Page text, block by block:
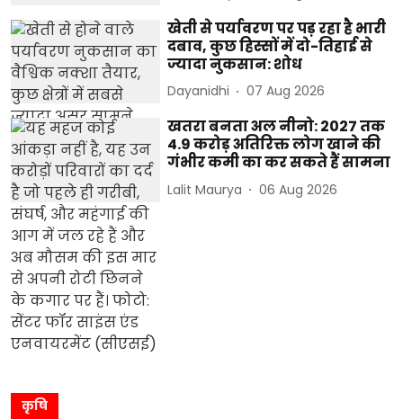
खेती से पर्यावरण पर पड़ रहा है भारी
दबाव, कुछ हिस्सों में दो-तिहाई से
ज्यादा नुकसान: शोध
Dayanidhi 07 Aug 2026
खतरा बनता अल नीनो: 2027 तक
4.9 करोड़ अतिरिक्त लोग खाने की
गंभीर कमी का कर सकते हैं सामना
Lalit Maurya 06 Aug 2026
कृषि